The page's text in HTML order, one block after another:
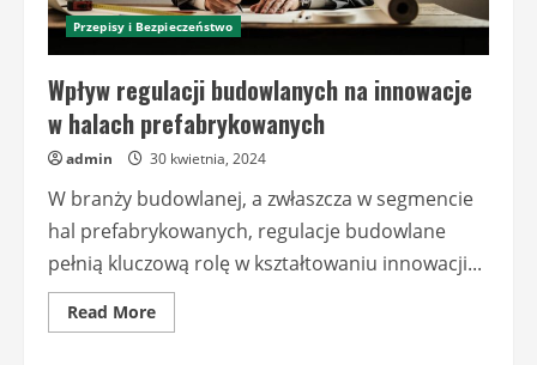
Przepisy i Bezpieczeństwo
Wpływ regulacji budowlanych na innowacje
w halach prefabrykowanych
admin 30 kwietnia, 2024
W branży budowlanej, a zwłaszcza w segmencie
hal prefabrykowanych, regulacje budowlane
pełnią kluczową rolę w kształtowaniu innowacji...
Read MoreRead
more